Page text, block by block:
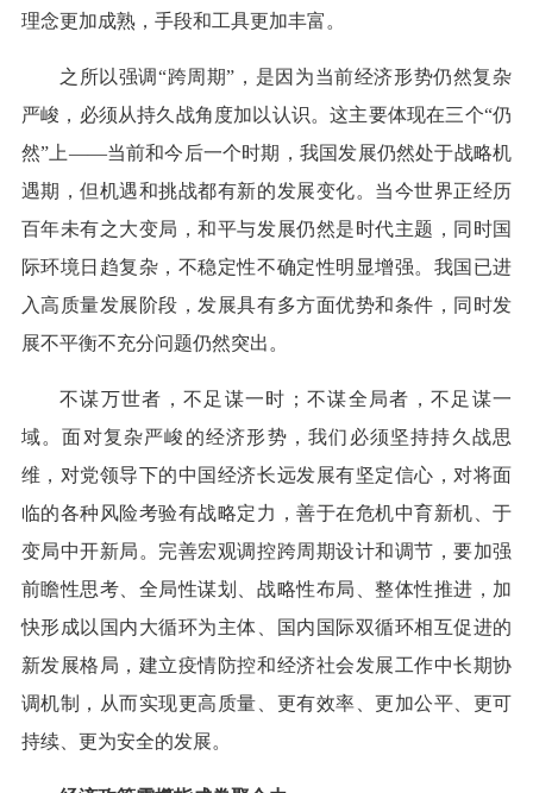
理念更加成熟，手段和工具更加丰富。
之所以强调“跨周期”，是因为当前经济形势仍然复杂
严峻，必须从持久战角度加以认识。这主要体现在三个“仍
然”上——当前和今后一个时期，我国发展仍然处于战略机
遇期，但机遇和挑战都有新的发展变化。当今世界正经历
百年未有之大变局，和平与发展仍然是时代主题，同时国
际环境日趋复杂，不稳定性不确定性明显增强。我国已进
入高质量发展阶段，发展具有多方面优势和条件，同时发
展不平衡不充分问题仍然突出。
不谋万世者，不足谋一时；不谋全局者，不足谋一
域。面对复杂严峻的经济形势，我们必须坚持持久战思
维，对党领导下的中国经济长远发展有坚定信心，对将面
临的各种风险考验有战略定力，善于在危机中育新机、于
变局中开新局。完善宏观调控跨周期设计和调节，要加强
前瞻性思考、全局性谋划、战略性布局、整体性推进，加
快形成以国内大循环为主体、国内国际双循环相互促进的
新发展格局，建立疫情防控和经济社会发展工作中长期协
调机制，从而实现更高质量、更有效率、更加公平、更可
持续、更为安全的发展。